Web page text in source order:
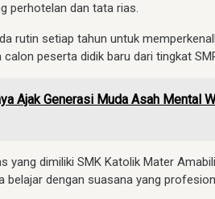
perhotelan dan tata rias.
rutin setiap tahun untuk
peserta didik baru dari tingkat
Ajak Generasi Muda Asah Mental
yang dimiliki SMK Katolik Mater
belajar dengan suasana yang